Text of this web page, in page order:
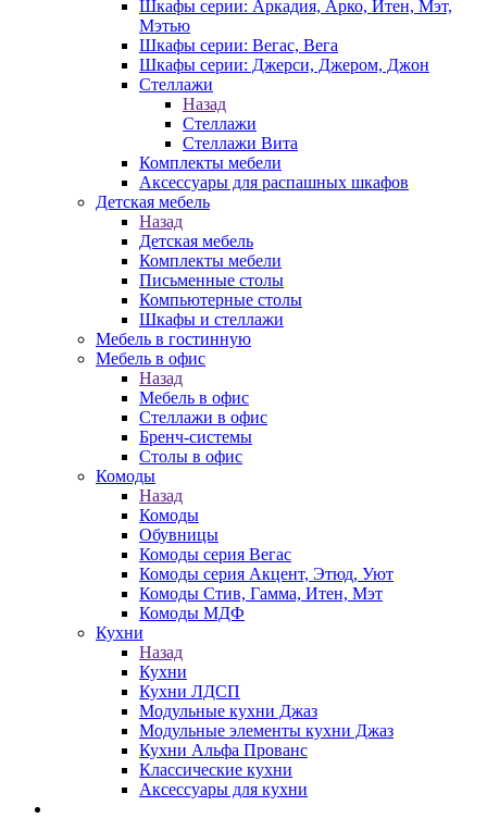
Шкафы серии: Аркадия, Арко, Итен, Мэт,
Мэтью
Шкафы серии: Вегас, Вега
Шкафы серии: Джерси, Джером, Джон
Стеллажи
Назад
Стеллажи
Стеллажи Вита
Комплекты мебели
Аксессуары для распашных шкафов
Детская мебель
Назад
Детская мебель
Комплекты мебели
Письменные столы
Компьютерные столы
Шкафы и стеллажи
Мебель в гостинную
Мебель в офис
Назад
Мебель в офис
Стеллажи в офис
Бренч-системы
Столы в офис
Комоды
Назад
Комоды
Обувницы
Комоды серия Вегас
Комоды серия Акцент, Этюд, Уют
Комоды Стив, Гамма, Итен, Мэт
Комоды МДФ
Кухни
Назад
Кухни
Кухни ЛДСП
Модульные кухни Джаз
Модульные элементы кухни Джаз
Кухни Альфа Прованс
Классические кухни
Аксессуары для кухни